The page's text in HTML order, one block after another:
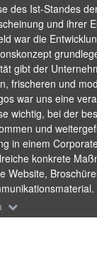
des Ist-Standes
und ihrer
war die
gibt der
frischeren und
war uns eine
wichtig, bei der
und
in einem
konkrete
Website,